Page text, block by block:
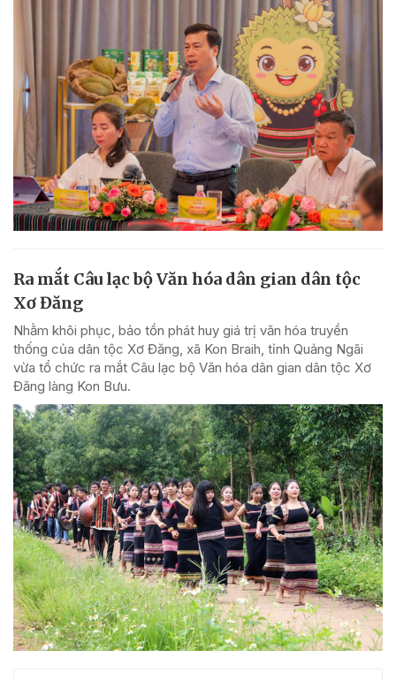
Ra mắt Câu lạc bộ Văn hóa dân gian dân tộc
Xơ Đăng
Nhằm khôi phục, bảo tồn phát huy giá trị văn hóa truyền
thống của dân tộc Xơ Đăng, xã Kon Braih, tỉnh Quảng Ngãi
vừa tổ chức ra mắt Câu lạc bộ Văn hóa dân gian dân tộc Xơ
Đăng làng Kon Bưu.